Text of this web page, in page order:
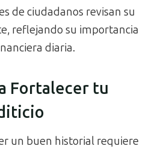
de ciudadanos revisan su
reflejando su importancia
diaria.
Fortalecer tu
un buen historial requiere